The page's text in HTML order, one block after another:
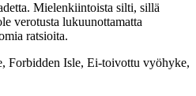
Mielenkiintoista silti, sillä
verotusta lukuunottamatta
ratsioita.
Forbidden Isle, Ei-toivottu vyöhyke,